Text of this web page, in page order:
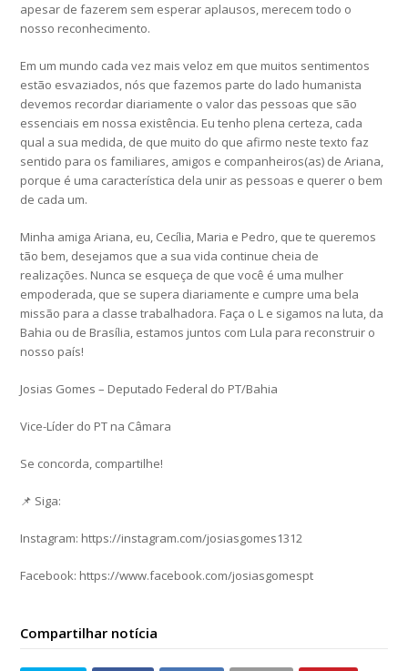
apesar de fazerem sem esperar aplausos, merecem todo o
nosso reconhecimento.
Em um mundo cada vez mais veloz em que muitos sentimentos
estão esvaziados, nós que fazemos parte do lado humanista
devemos recordar diariamente o valor das pessoas que são
essenciais em nossa existência. Eu tenho plena certeza, cada
qual a sua medida, de que muito do que afirmo neste texto faz
sentido para os familiares, amigos e companheiros(as) de Ariana,
porque é uma característica dela unir as pessoas e querer o bem
de cada um.
Minha amiga Ariana, eu, Cecília, Maria e Pedro, que te queremos
tão bem, desejamos que a sua vida continue cheia de
realizações. Nunca se esqueça de que você é uma mulher
empoderada, que se supera diariamente e cumpre uma bela
missão para a classe trabalhadora. Faça o L e sigamos na luta, da
Bahia ou de Brasília, estamos juntos com Lula para reconstruir o
nosso país!
Josias Gomes – Deputado Federal do PT/Bahia
Vice-Líder do PT na Câmara
Se concorda, compartilhe!
📌 Siga:
Instagram: https://instagram.com/josiasgomes1312
Facebook: https://www.facebook.com/josiasgomespt
Compartilhar notícia